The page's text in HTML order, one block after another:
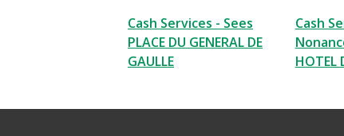
Cash Services - Sees
PLACE DU GENERAL DE
GAULLE
Cash
HOTEL